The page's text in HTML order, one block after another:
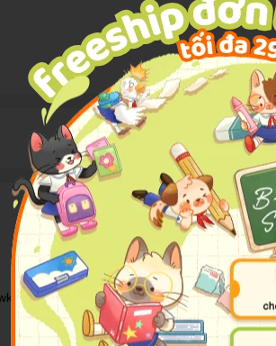
fun, and frustrations of middle